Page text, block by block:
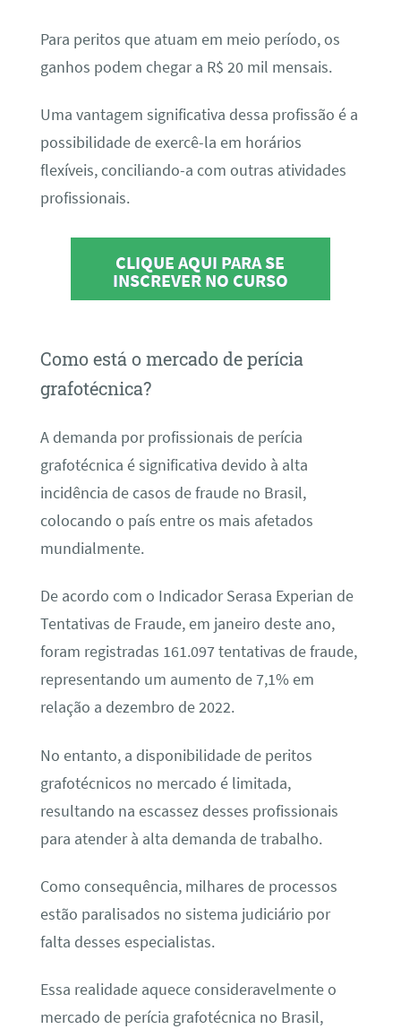
Para peritos que atuam em meio período, os
ganhos podem chegar a R$ 20 mil mensais.
Uma vantagem significativa dessa profissão é a
possibilidade de exercê-la em horários
flexíveis, conciliando-a com outras atividades
profissionais.
CLIQUE AQUI PARA SE
INSCREVER NO CURSO
Como está o mercado de perícia
grafotécnica?
A demanda por profissionais de perícia
grafotécnica é significativa devido à alta
incidência de casos de fraude no Brasil,
colocando o país entre os mais afetados
mundialmente.
De acordo com o Indicador Serasa Experian de
Tentativas de Fraude, em janeiro deste ano,
foram registradas 161.097 tentativas de fraude,
representando um aumento de 7,1% em
relação a dezembro de 2022.
No entanto, a disponibilidade de peritos
grafotécnicos no mercado é limitada,
resultando na escassez desses profissionais
para atender à alta demanda de trabalho.
Como consequência, milhares de processos
estão paralisados no sistema judiciário por
falta desses especialistas.
Essa realidade aquece consideravelmente o
mercado de perícia grafotécnica no Brasil,